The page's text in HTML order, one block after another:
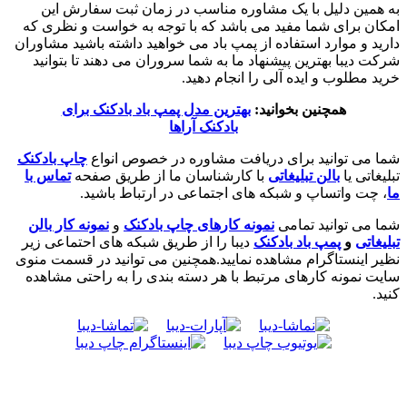
به همین دلیل با یک مشاوره مناسب در زمان ثبت سفارش این
امکان برای شما مفید می باشد که با توجه به خواست و نظری که
دارید و موارد استفاده از پمپ باد می خواهید داشته باشید مشاوران
شرکت دیبا بهترین پیشنهاد ما به شما سروران می دهند تا بتوانید
خرید مطلوب و ایده آلی را انجام دهید.
همچنین بخوانید:بهترین مدل پمپ باد بادکنک برای
بادکنک آراها
شما می توانید برای دریافت مشاوره در خصوص انواع چاپ بادکنک
تبلیغاتی یا بالن تبلیغاتی با کارشناسان ما از طریق صفحهتماس با
ما، چت واتساپ و شبکه های اجتماعی در ارتباط باشید.
شما می توانید تمامی نمونه کارهای چاپ بادکنک و نمونه کار بالن
تبلیغاتی و پمپ باد بادکنک دیبا را از طریق شبکه های احتماعی زیر
نظیر اینستاگرام مشاهده نمایید.همچنین می توانید در قسمت منوی
سایت نمونه کارهای مرتبط با هر دسته بندی را به راحتی مشاهده
کنید.